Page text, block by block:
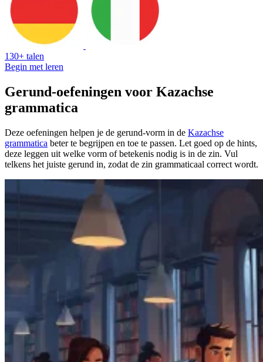
130+ talen
Begin met leren
Gerund-oefeningen voor Kazachse
grammatica
Deze oefeningen helpen je de gerund-vorm in de Kazachse
grammatica beter te begrijpen en toe te passen. Let goed op de hints,
deze leggen uit welke vorm of betekenis nodig is in de zin. Vul
telkens het juiste gerund in, zodat de zin grammaticaal correct wordt.